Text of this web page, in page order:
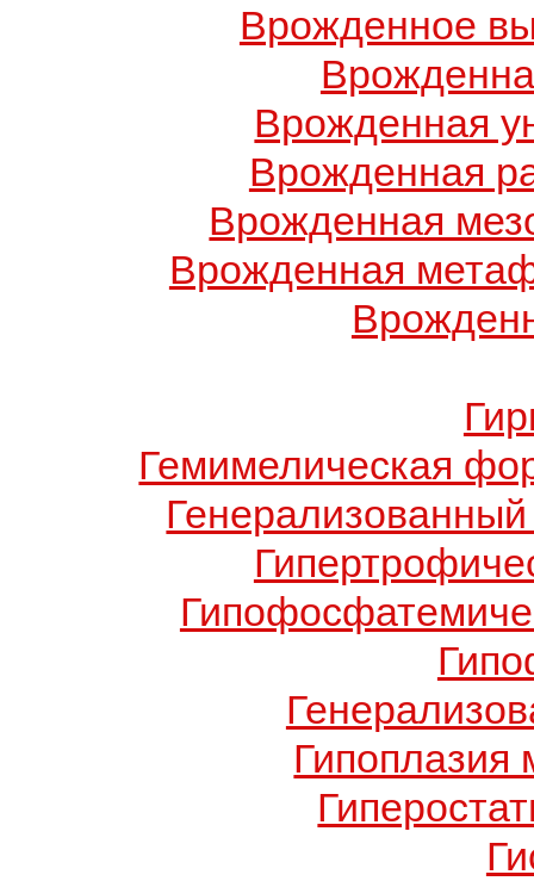
Врожденное
Врожденная
Врожденная
Врожденная
Врожденная
Гемимелическая
Гипоплазия